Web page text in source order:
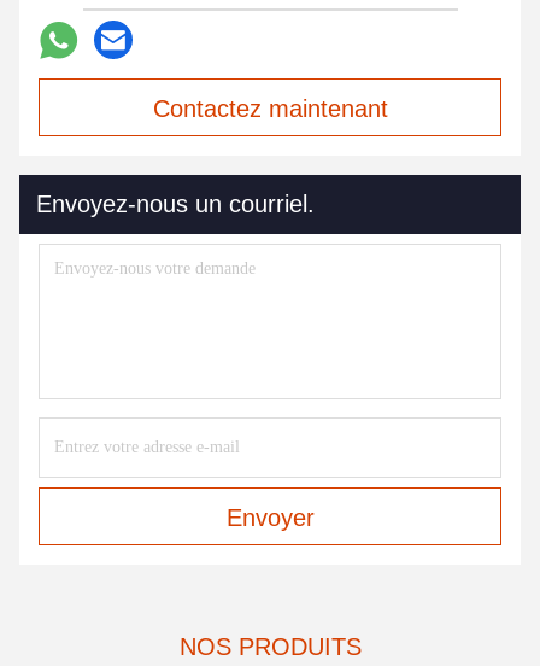
Contactez maintenant
Envoyez-nous un courriel.
Envoyer
NOS PRODUITS